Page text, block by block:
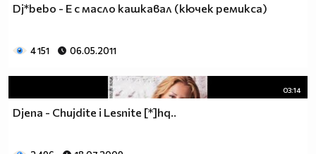
Dj*bebo - Е с масло кашкавал (кючек ремикса)
4 151 06.05.2011
03:14
Djena - Chujdite i Lesnite [*]hq..